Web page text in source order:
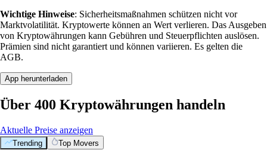
Wichtige Hinweise: Sicherheitsmaßnahmen schützen nicht vor
Marktvolatilität. Kryptowerte können an Wert verlieren. Das Ausgeben
von Kryptowährungen kann Gebühren und Steuerpflichten auslösen.
Prämien sind nicht garantiert und können variieren. Es gelten die
AGB.
App herunterladen
Über 400 Kryptowährungen handeln
Aktuelle Preise anzeigen
Trending Top Movers